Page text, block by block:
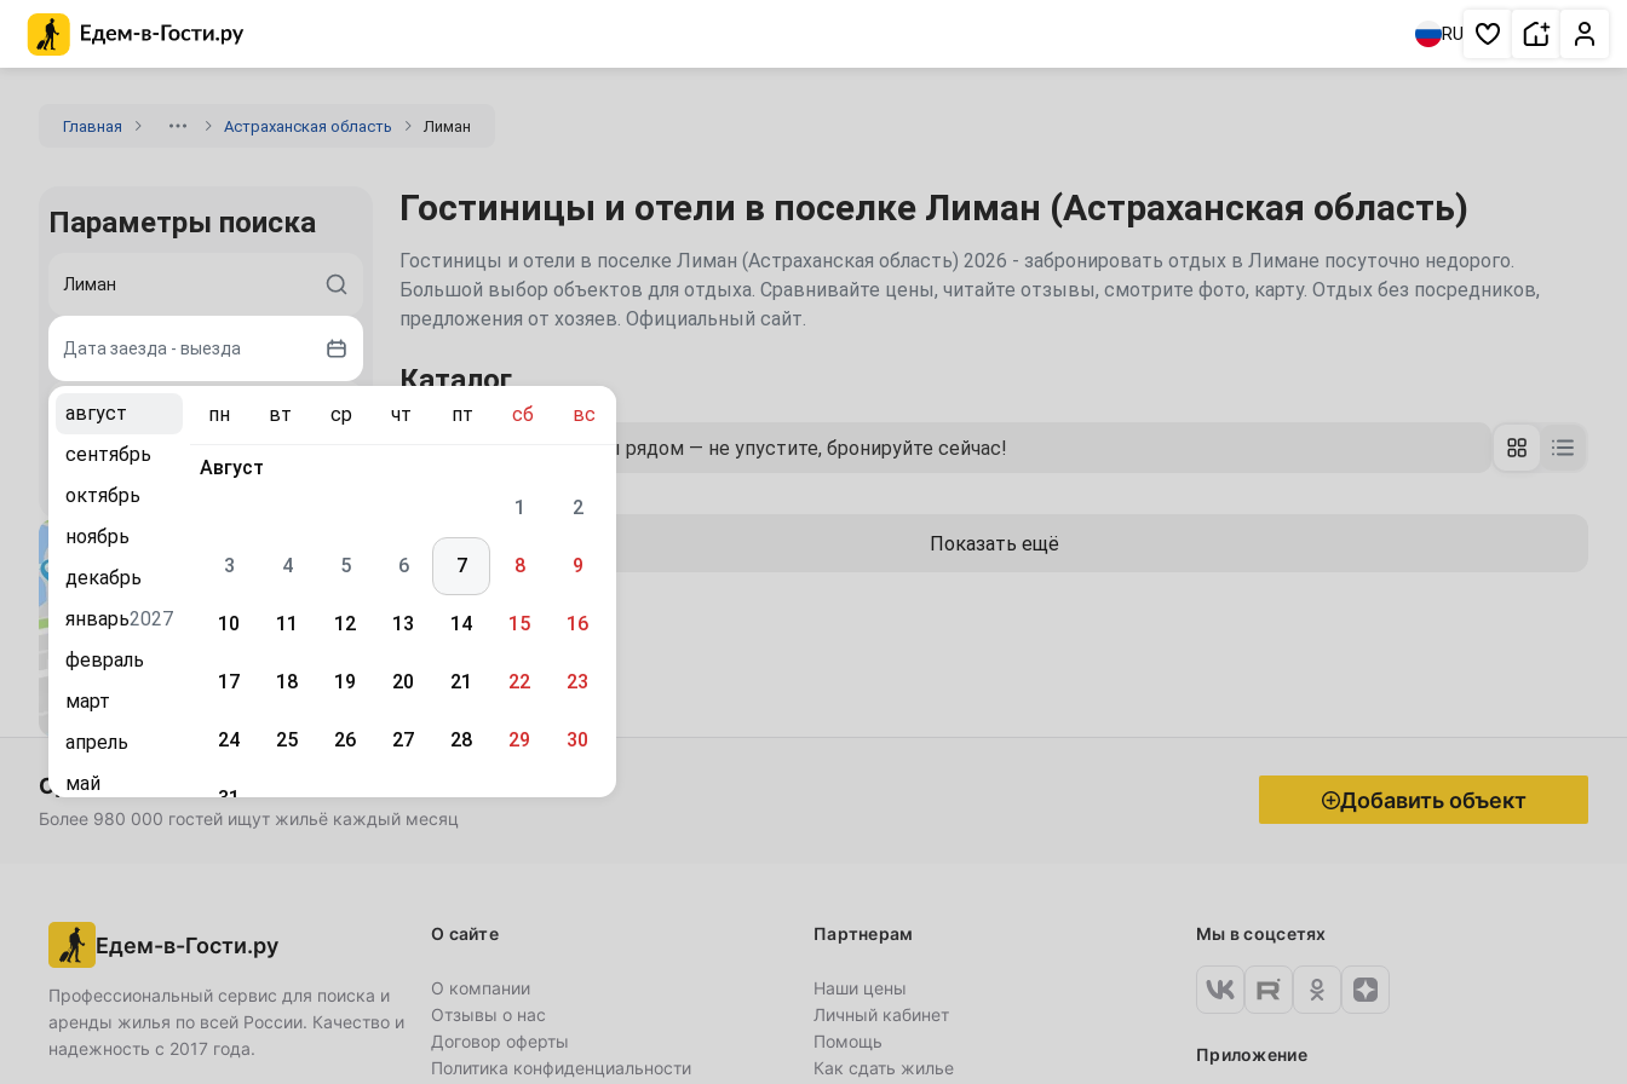
RU Избранное
Сдать
Главная Астраханская область Лиман
Гостиницы и отели в поселке Лиман (Астраханская область)
Гостиницы и отели в поселке Лиман (Астраханская область) 2026 - забронировать отдых в Лимане посуточно недорого.
Большой выбор объектов для отдыха. Сравнивайте цены, читайте отзывы, смотрите фото, карту. Отдых без посредников,
предложения от хозяев. Официальный сайт.
Параметры поиска
Дата заезда - выезда
2 гостя
Найти
Посмотреть на карте
Каталог
Лучшие варианты рядом — не упустите, бронируйте сейчас!
Показать ещё
Сдаёте жильё? Разместите объявление бесплатно
Более 980 000 гостей ищут жильё каждый месяц
Добавить объект
Едем-в-Гости.ру
Профессиональный сервис для поиска и
аренды жилья по всей России. Качество и
надежность с 2017 года.
О сайте
О компании
Отзывы о нас
Договор оферты
Политика конфиденциальности
Партнерам
Наши цены
Личный кабинет
Помощь
Как сдать жилье
Мы в соцсетях
Приложение
август
сентябрь
октябрь
ноябрь
декабрь
январь2027
февраль
март
апрель
май
июнь
сентябрь
октябрь
ноябрь
пн вт ср чт пт сб вс
Август
1
2
3 4 5 6 7 8 9
10 11 12 13 14 15 16
17 18 19 20 21 22 23
24 25 26 27 28 29 30
31
7 11
14 15 16 18 19
21 25 26 27